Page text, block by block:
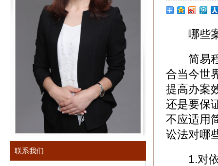
联系我们
哪些案
简易程
合当今世
提高办案
还是要保
不应适用
讼法对哪
1.对依